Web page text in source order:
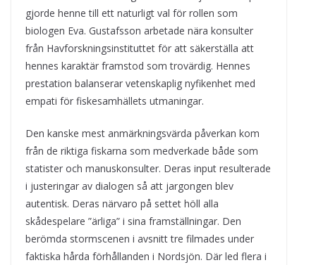
gjorde henne till ett naturligt val för rollen som
biologen Eva. Gustafsson arbetade nära konsulter
från Havforskningsinstituttet för att säkerställa att
hennes karaktär framstod som trovärdig. Hennes
prestation balanserar vetenskaplig nyfikenhet med
empati för fiskesamhällets utmaningar.
Den kanske mest anmärkningsvärda påverkan kom
från de riktiga fiskarna som medverkade både som
statister och manuskonsulter. Deras input resulterade
i justeringar av dialogen så att jargongen blev
autentisk. Deras närvaro på settet höll alla
skådespelare ”ärliga” i sina framställningar. Den
berömda stormscenen i avsnitt tre filmades under
faktiska hårda förhållanden i Nordsjön. Där led flera i